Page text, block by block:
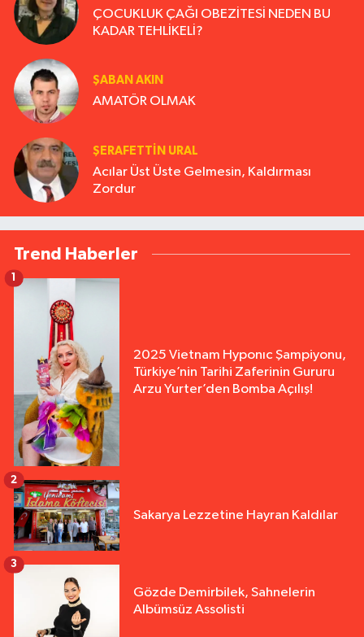
ÇOCUKLUK ÇAĞI OBEZİTESİ NEDEN BU
KADAR TEHLİKELİ?
ŞABAN AKIN
AMATÖR OLMAK
ŞERAFETTIN URAL
Acılar Üst Üste Gelmesin, Kaldırması
Zordur
Trend Haberler
2025 Vietnam Hyponıc Şampiyonu,
Türkiye’nin Tarihi Zaferinin Gururu
Arzu Yurter’den Bomba Açılış!
1
Sakarya Lezzetine Hayran Kaldılar
2
Gözde Demirbilek, Sahnelerin
Albümsüz Assolisti
3